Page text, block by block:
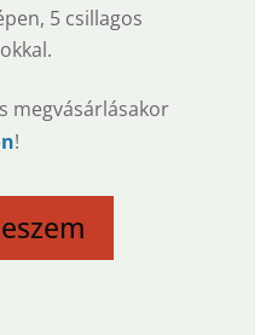
5 csillagos
megvásárlásakor
!